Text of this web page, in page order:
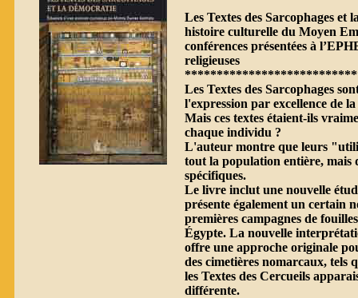
Les Textes des Sarcophages et
histoire culturelle du Moyen
conférences présentées à
religieuses
Les Textes des Sarcophages
l'expression par excellence de
Mais ces textes étaient-ils
chaque individu ?
L'auteur montre que leurs
tout la population entière, mais
spécifiques.
Le livre inclut une nouvelle
présente également un certain
premières campagnes de
Égypte. La nouvelle
offre une approche originale
des cimetières nomarcaux, tels
les Textes des Cercueils
différente.